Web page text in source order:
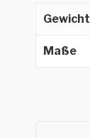
Gewicht
Maße